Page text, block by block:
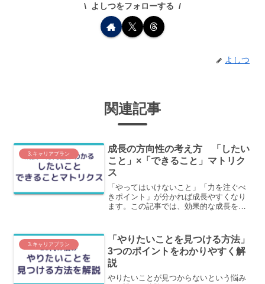
よしつをフォローする
よしつ
関連記事
3.キャリアプラン
成長の方向性の考え方 「したい
こと」×「できること」マトリク
ス
「やってはいけないこと」「力を注ぐべ
きポイント」が分かれば成長やすくなり
ます。この記事では、効果的な成長を促
ス」について、わかりやすく解説しま
す。
3.キャリアプラン
「やりたいことを見つける方法」
3つのポイントをわかりやすく解
説
やりたいことが見つからないという悩み